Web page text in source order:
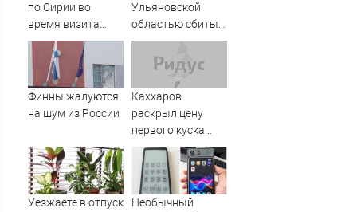
по Сирии во
время визита
главы МИД
Турции
Ульяновской
областью сбиты
вражеские
беспилотники
Финны жалуются
на шум из России
Каххаров
раскрыл цену
первого куска
торта Клавы Коки
и Масленникова
Уезжаете в отпуск
Необычный